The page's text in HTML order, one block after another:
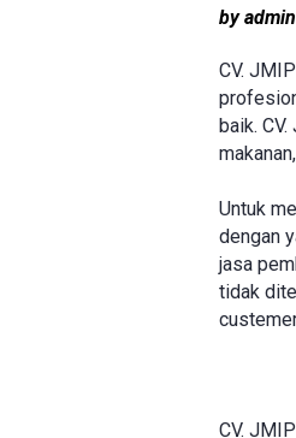
by admin
CV.
baik.
Untuk
dengan
jasa
tidak
CV.